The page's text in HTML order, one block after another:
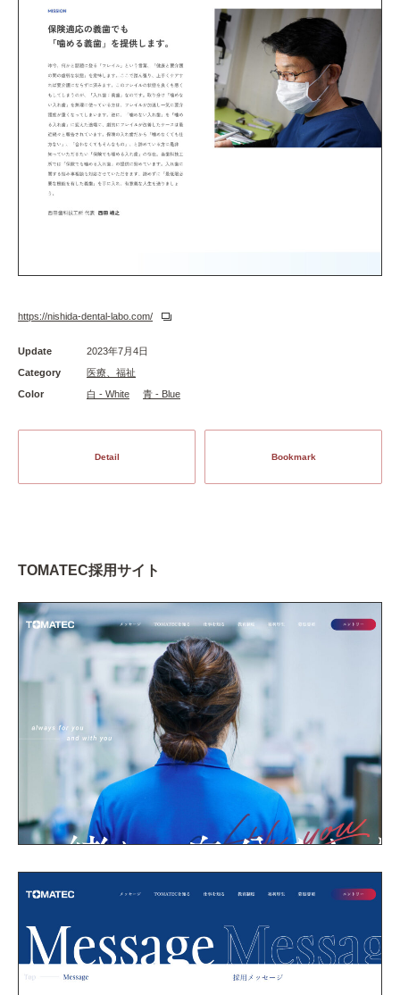
https://nishida-dental-labo.com/
Update
2023年7月4日
Category
医療、福祉
Color
白 - White 青 - Blue
Detail Bookmark
TOMATEC採用サイト